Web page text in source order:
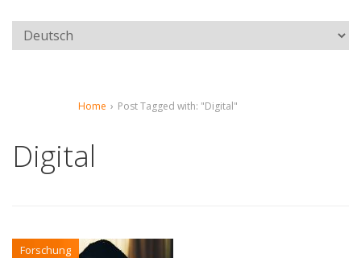
Home › Post Tagged with: "Digital"
Digital
Forschung